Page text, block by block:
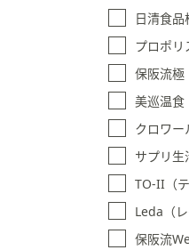
日清食
プロポリ
保阪流極
美巡温食
クロワー
サプリ生
TO-II（
Leda（レ
保阪流